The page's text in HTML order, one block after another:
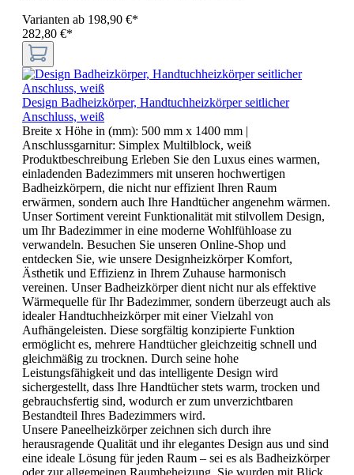
Varianten ab 198,90 €*
282,80 €*
Design Badheizkörper, Handtuchheizkörper seitlicher
Anschluss, weiß
Breite x Höhe in (mm): 500 mm x 1400 mm |
Anschlussgarnitur: Simplex Multilblock, weiß
Produktbeschreibung Erleben Sie den Luxus eines warmen,
einladenden Badezimmers mit unseren hochwertigen
Badheizkörpern, die nicht nur effizient Ihren Raum
erwärmen, sondern auch Ihre Handtücher angenehm wärmen.
Unser Sortiment vereint Funktionalität mit stilvollem Design,
um Ihr Badezimmer in eine moderne Wohlfühloase zu
verwandeln. Besuchen Sie unseren Online-Shop und
entdecken Sie, wie unsere Designheizkörper Komfort,
Ästhetik und Effizienz in Ihrem Zuhause harmonisch
vereinen. Unser Badheizkörper dient nicht nur als effektive
Wärmequelle für Ihr Badezimmer, sondern überzeugt auch als
idealer Handtuchheizkörper mit einer Vielzahl von
Aufhängeleisten. Diese sorgfältig konzipierte Funktion
ermöglicht es, mehrere Handtücher gleichzeitig schnell und
gleichmäßig zu trocknen. Durch seine hohe
Leistungsfähigkeit und das intelligente Design wird
sichergestellt, dass Ihre Handtücher stets warm, trocken und
gebrauchsfertig sind, wodurch er zum unverzichtbaren
Bestandteil Ihres Badezimmers wird.
Unsere Paneelheizkörper zeichnen sich durch ihre
herausragende Qualität und ihr elegantes Design aus und sind
eine ideale Lösung für jeden Raum – sei es als Badheizkörper
oder zur allgemeinen Raumbeheizung. Sie wurden mit Blick